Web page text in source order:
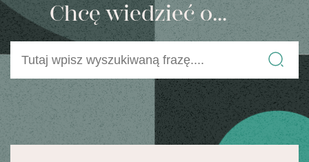
Chcę wiedzieć o...